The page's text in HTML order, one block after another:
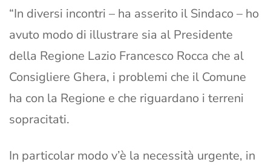
“In diversi incontri – ha asserito il Sindaco – ho
avuto modo di illustrare sia al Presidente
della Regione Lazio Francesco Rocca che al
Consigliere Ghera, i problemi che il Comune
ha con la Regione e che riguardano i terreni
sopracitati.
In particolar modo v’è la necessità urgente, in